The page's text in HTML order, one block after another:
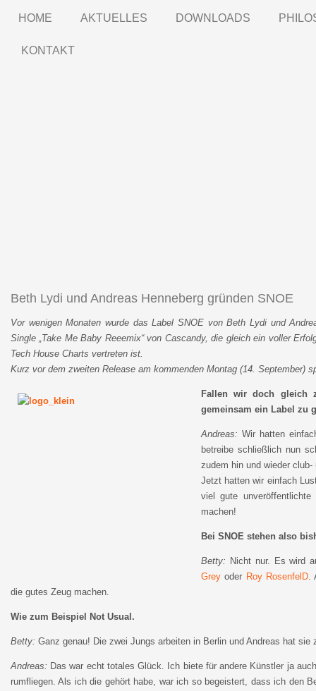
HOME AKTUELLES DOWNLOADS
KONTAKT
Beth Lydi und Andreas Henneberg gründen SNOE
Vor wenigen Monaten wurde das Label SNOE von Beth Lydi und
Single „Take Me Baby Reeemix“ von Cascandy, die gleich ein voller
Tech House Charts vertreten ist.
Kurz vor dem zweiten Release am kommenden Montag (14. September)
Fallen wir doch gleich
gemeinsam ein Label zu
Andreas: Wir hatten
betreibe schließlich nun
zudem hin und wieder
Jetzt hatten wir einfach
viel gute
machen!
Bei SNOE stehen also
Betty: Nicht nur. Es wird
Grey oder Roy RosenfelD.
die gutes Zeug machen.
Wie zum Beispiel Not Usual.
Betty: Ganz genau! Die zwei Jungs arbeiten in Berlin und Andreas hat sie
Andreas: Das war echt totales Glück. Ich biete für andere Künstler ja
rumfliegen. Als ich die gehört habe, war ich so begeistert, dass ich den